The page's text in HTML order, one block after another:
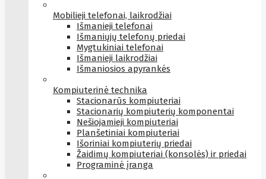
Mobilieji telefonai, laikrodžiai
Išmanieji telefonai
Išmaniųjų telefonų priedai
Mygtukiniai telefonai
Išmanieji laikrodžiai
Išmaniosios apyrankės
Kompiuterinė technika
Stacionarūs kompiuteriai
Stacionarių kompiuterių komponentai
Nešiojamieji kompiuteriai
Planšetiniai kompiuteriai
Išoriniai kompiuterių priedai
Žaidimų kompiuteriai (konsolės) ir priedai
Programinė įranga